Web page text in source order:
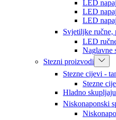
LED
LED
LED
Svjetiljke ručne,
LED
Naglavne
Stezni proizvodi
Stezne cijevi -
Stezne
Hladno
Niskonaponski